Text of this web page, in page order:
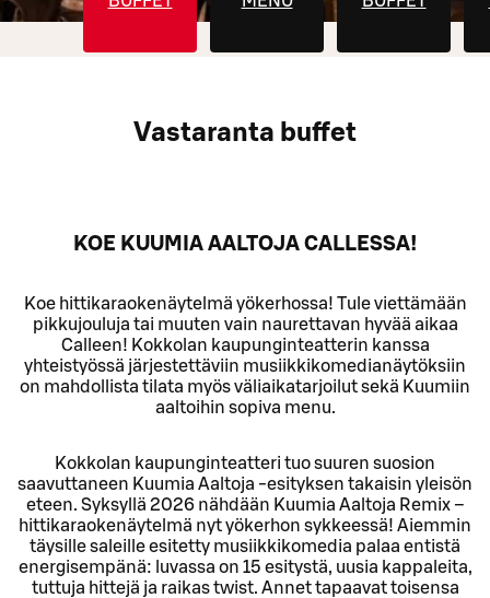
Vastaranta buffet
KOE KUUMIA AALTOJA CALLESSA!
Koe hittikaraokenäytelmä yökerhossa! Tule viettämään
pikkujouluja tai muuten vain naurettavan hyvää aikaa
Calleen! Kokkolan kaupunginteatterin kanssa
yhteistyössä järjestettäviin musiikkikomedianäytöksiin
on mahdollista tilata myös väliaikatarjoilut sekä Kuumiin
aaltoihin sopiva menu.
Kokkolan kaupunginteatteri tuo suuren suosion
saavuttaneen Kuumia Aaltoja -esityksen takaisin yleisön
eteen. Syksyllä 2026 nähdään Kuumia Aaltoja Remix –
hittikaraokenäytelmä nyt yökerhon sykkeessä! Aiemmin
täysille saleille esitetty musiikkikomedia palaa entistä
energisempänä: luvassa on 15 esitystä, uusia kappaleita,
tuttuja hittejä ja raikas twist. Annet tapaavat toisensa